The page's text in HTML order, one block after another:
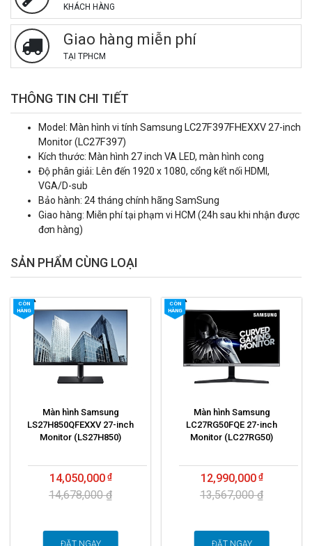
KHÁCH HÀNG
Giao hàng miễn phí
TẠI TPHCM
THÔNG TIN CHI TIẾT
Model: Màn hình vi tính Samsung LC27F397FHEXXV27-inch
Monitor (LC27F397)
Kích thước: Màn hình 27 inch VA LED, màn hình cong
Độ phân giải: Lên đến 1920 x 1080, cổng kết nối HDMI,
VGA/D-sub
Bảo hành: 24 tháng chính hãng SamSung
Giao hàng: Miễn phí tại phạm vi HCM (24h sau khi nhận được
đơn hàng)
SẢN PHẨM CÙNG LOẠI
CÒN
HÀNG
Màn hình Samsung
LS27H850QFEXXV 27-inch
Monitor (LS27H850)
14,050,000
14,678,000 ₫
ĐẶT NGAY
CÒN
HÀNG
Màn hình Samsung
LC27RG50FQE 27-inch
Monitor (LC27RG50)
12,990,000
13,567,000 ₫
ĐẶT NGAY